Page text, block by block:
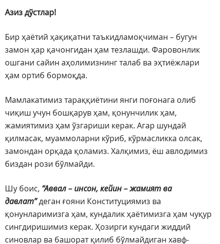
Азиз дўстлар!
Бир ҳаётий ҳақиқатни таъкидламоқчиман – бугун
замон ҳар қачонгидан ҳам тезлашди. Фаровонлик
ошгани сайин аҳолимизнинг талаб ва эҳтиёжлари
ҳам ортиб бормоқда.
Мамлакатимиз тараққиётини янги поғонага олиб
чиқиш учун бошқарув ҳам, қонунчилик ҳам,
жамиятимиз ҳам ўзгариши керак. Агар шундай
қилмасак, муаммоларни кўриб, кўрмасликка олсак,
замондан орқада қоламиз. Халқимиз, ёш авлодимиз
биздан рози бўлмайди.
Шу боис, “Аввал – инсон, кейин – жамият ва
давлат”деган ғояни Конституциямиз ва
қонунларимизга ҳам, кундалик ҳаётимизга ҳам чуқур
сингдиришимиз керак. Ҳозирги кундаги жиддий
синовлар ва башорат қилиб бўлмайдиган хавф-